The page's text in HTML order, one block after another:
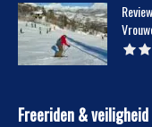
Freeriden & veiligheid